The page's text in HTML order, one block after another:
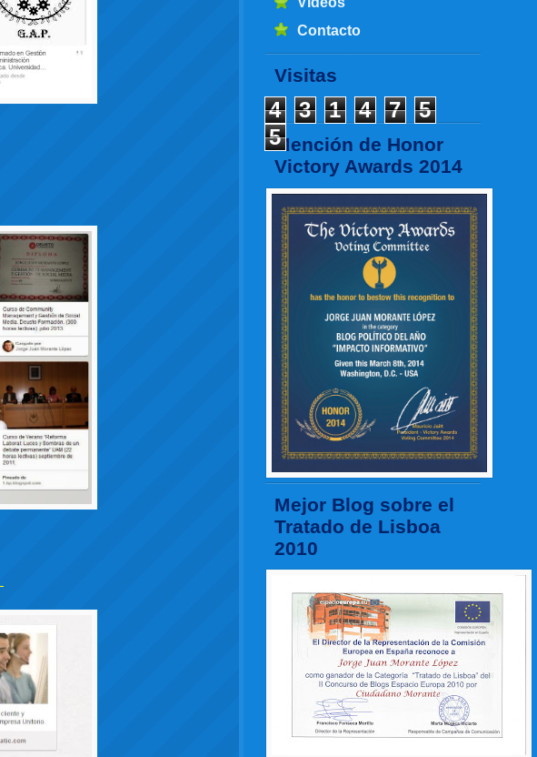
Contacto
Visitas
4 3 1 4 7
5
5Mención de Honor
Victory Awards 2014
Mejor Blog sobre el
Tratado de Lisboa
2010